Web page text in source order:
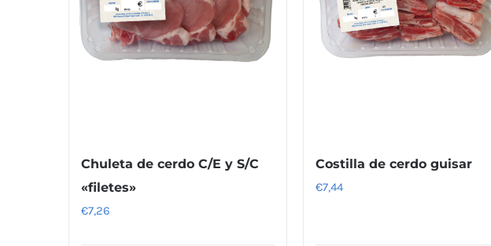
Chuleta de cerdo C/E y S/C
«filetes»
€7,26
Costilla de cerdo guisar
€7,44